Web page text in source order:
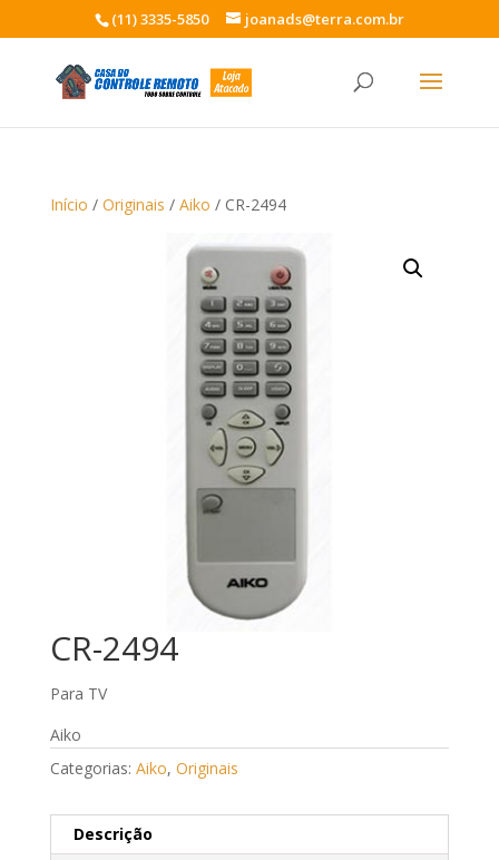
(11) 3335-5850 joanads@terra.com.br
Início / Originais / Aiko / CR-2494
CR-2494
Para TV
Aiko
Categorias: Aiko, Originais
Descrição